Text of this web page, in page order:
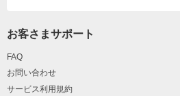
お客さまサポート
FAQ
お問い合わせ
サービス利用規約